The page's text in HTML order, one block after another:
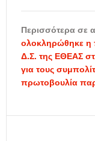
Περισσότερα σε
ολοκληρώθηκε η
Δ.Σ. της ΕΘΕΑΣ
για τους
πρωτοβουλία